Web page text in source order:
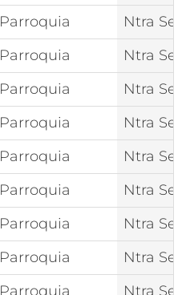
Parroquia
Ntra
Parroquia
Ntra
Parroquia
Ntra
Parroquia
Ntra
Parroquia
Ntra
Parroquia
Ntra
Parroquia
Ntra
Parroquia
Ntra
Parroquia
Ntra